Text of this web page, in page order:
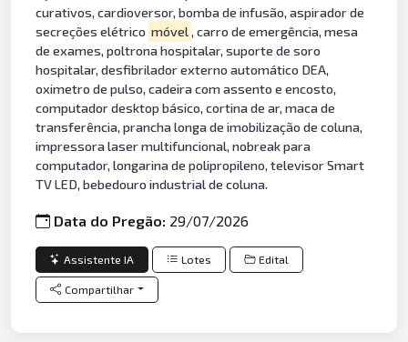
curativos, cardioversor, bomba de infusão, aspirador de
secreções elétrico móvel, carro de emergência, mesa
de exames, poltrona hospitalar, suporte de soro
hospitalar, desfibrilador externo automático DEA,
oximetro de pulso, cadeira com assento e encosto,
computador desktop básico, cortina de ar, maca de
transferência, prancha longa de imobilização de coluna,
impressora laser multifuncional, nobreak para
computador, longarina de polipropileno, televisor Smart
TV LED, bebedouro industrial de coluna.
Data do Pregão: 29/07/2026
Assistente IA Lotes Edital
Compartilhar